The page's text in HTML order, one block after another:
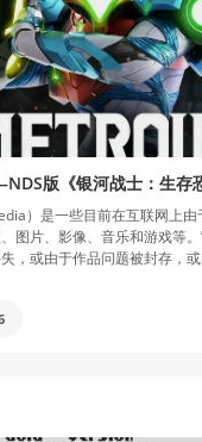
版《银河战士：生存
）是一些目前在互联网上
图片、影像、音乐和游戏等
，或由于作品问题被封存，